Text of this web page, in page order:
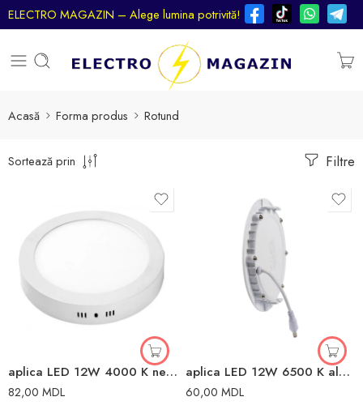
ELECTRO MAGAZIN – Alege lumina potrivită!
Acasă Forma produs Rotund
Filtre
Sortează prin
aplica LED 12W 4000 K neutră neutră
82,00 MDL
aplica LED 12W 6500 K alb alb
60,00 MDL